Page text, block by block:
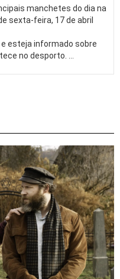
manchetes do dia na
sexta-feira, 17 de abril
e esteja informado sobre
no desporto.